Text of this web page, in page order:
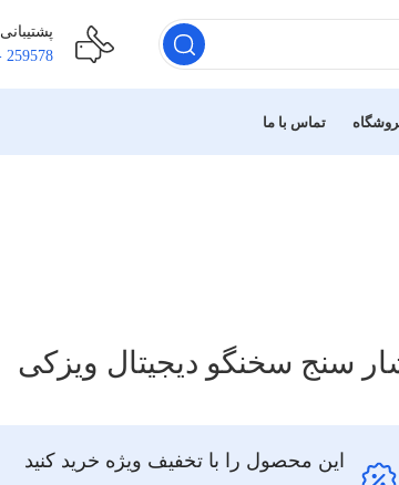
پشتیبانی 24 ساعته
259578 - 021
تماس با ما
سنج سخنگو دیجیتال ویزکی
این محصول را با تخفیف ویژه خرید کنید